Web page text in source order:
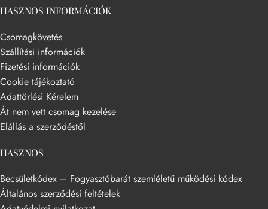
HASZNOS INFORMÁCIÓK
Csomagkövetés
Szállítási információk
Fizetési információk
Cookie tájékoztató
Adattörlési Kérelem
Át nem vett csomag kezelése
Elállás a szerződéstől
HASZNOS
Becsületkódex – Fogyasztóbarát szemléletű működési kódex
Általános szerződési feltételek